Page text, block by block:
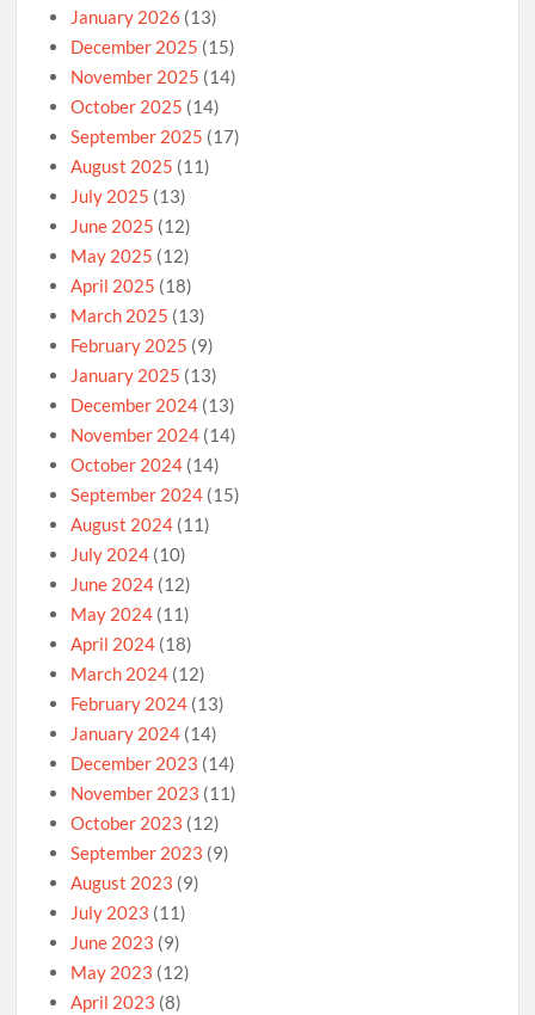
January 2026 (13)
December 2025 (15)
November 2025 (14)
October 2025 (14)
September 2025 (17)
August 2025 (11)
July 2025 (13)
June 2025 (12)
May 2025 (12)
April 2025 (18)
March 2025 (13)
February 2025 (9)
January 2025 (13)
December 2024 (13)
November 2024 (14)
October 2024 (14)
September 2024 (15)
August 2024 (11)
July 2024 (10)
June 2024 (12)
May 2024 (11)
April 2024 (18)
March 2024 (12)
February 2024 (13)
January 2024 (14)
December 2023 (14)
November 2023 (11)
October 2023 (12)
September 2023 (9)
August 2023 (9)
July 2023 (11)
June 2023 (9)
May 2023 (12)
April 2023 (8)